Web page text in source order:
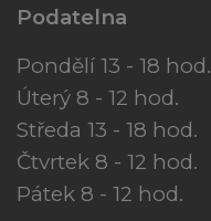
Podatelna
Pondělí 13 - 18 hod.
Úterý 8 - 12 hod.
Středa 13 - 18 hod.
Čtvrtek 8 - 12 hod.
Pátek 8 - 12 hod.